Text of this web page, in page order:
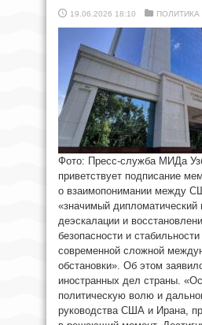
19.06.2026 18:10 ПОЛИТИКА
Фото: Пресс-служба МИДа
приветствует подписание
о взаимопонимании между
«значимый дипломатический
деэскалации и
безопасности и
современной сложной
обстановки». Об этом
иностранных дел страны.
политическую волю и
руководства США и Ирана,